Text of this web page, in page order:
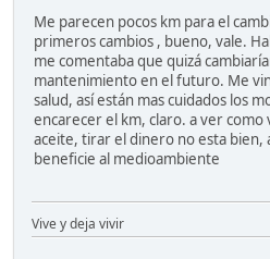
Me parecen pocos km para el
primeros cambios , bueno, vale.
me comentaba que quizá
mantenimiento en el futuro. Me
salud, así están mas cuidados los
encarecer el km, claro. a ver como
aceite, tirar el dinero no esta bien,
beneficie al medioambiente
Vive y deja vivir